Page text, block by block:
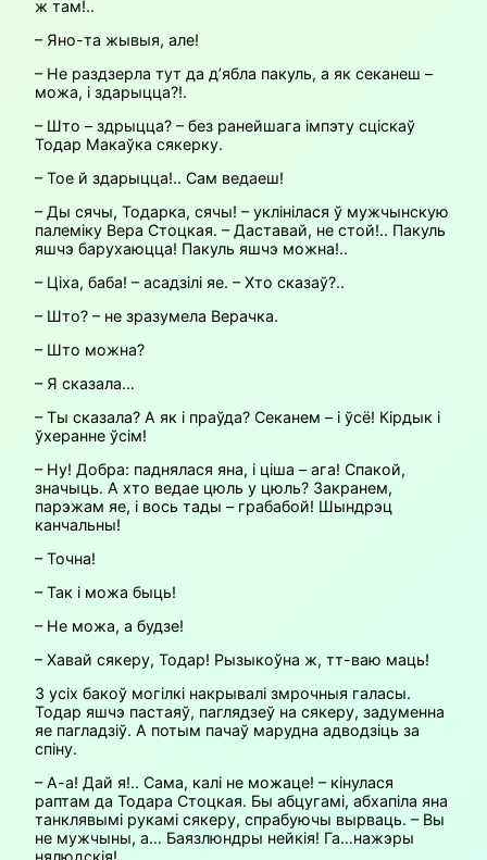
ж там!..
– Яно-та жывыя, але!
– Не раздзерла тут да д’ябла пакуль, а як секанеш –
можа, і здарыцца?!.
– Што – здрыцца? – без ранейшага імпэту сціскаў
Тодар Макаўка сякерку.
– Тое й здарыцца!.. Сам ведаеш!
– Ды сячы, Тодарка, сячы! – уклінілася ў мужчынскую
палеміку Вера Стоцкая. – Даставай, не стой!.. Пакуль
яшчэ барухаюцца! Пакуль яшчэ можна!..
– Ціха, баба! – асадзілі яе. – Хто сказаў?..
– Што? – не зразумела Верачка.
– Што можна?
– Я сказала…
– Ты сказала? А як і праўда? Секанем – і ўсё! Кірдык і
ўхеранне ўсім!
– Ну! Добра: паднялася яна, і ціша – ага! Спакой,
значыць. А хто ведае цюль у цюль? Закранем,
парэжам яе, і вось тады – грабабой! Шындрэц
канчальны!
– Точна!
– Так і можа быць!
– Не можа, а будзе!
– Хавай сякеру, Тодар! Рызыкоўна ж, тт-ваю маць!
З усіх бакоў могілкі накрывалі змрочныя галасы.
Тодар яшчэ пастаяў, паглядзеў на сякеру, задуменна
яе пагладзіў. А потым пачаў марудна адводзіць за
спіну.
– А-а! Дай я!.. Сама, калі не можаце! – кінулася
раптам да Тодара Стоцкая. Бы абцугамі, абхапіла яна
танклявымі рукамі сякеру, спрабуючы вырваць. – Вы
не мужчыны, а… Баязлюндры нейкія! Га…нажэры
нялюдскія!